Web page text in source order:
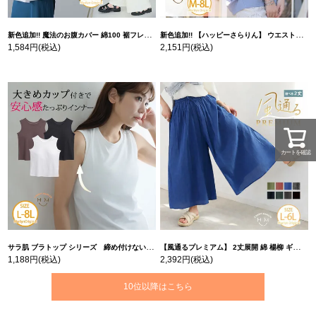
新色追加!! 魔法のお腹カバー 綿100 裾フレア Tシャツ | 大きいサイズの通販ならハッピーマリリン
1,584円(税込)
新色追加!! 【ハッピーさらりん】 ウエストタック入り スッキリ魅せ コクーントップス | 大きいサイズの通販ならハッピーマリリン
2,151円(税込)
サラ肌 ブラトップ シリーズ 締め付けない リブ タンクトップ | 大きいサイズの通販ならハッピーマリリン
1,188円(税込)
【風通るプレミアム】 2丈展開 綿 楊柳 ギャザー フレア スカンツ 【ウェストゴム】 | 大きいサイズの通販ならハッピーマリリン
2,392円(税込)
10位以降はこちら
カートを確認